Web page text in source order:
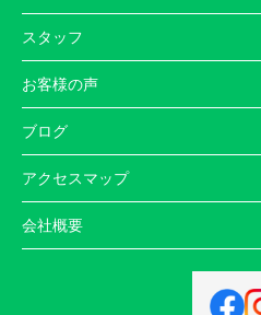
スタッフ
お客様の声
ブログ
アクセスマップ
会社概要